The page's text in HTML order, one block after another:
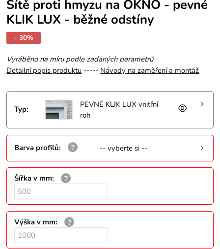
Sítě proti hmyzu na OKNO - pevné
KLIK LUX - běžné odstíny
- 30%
Vyráběno na míru podle zadaných parametrů
Detailní popis produktu ----- Návody na zaměření a montáž
Typ:
PEVNÉ KLIK LUX vnitřní
roh
Barva profilů: -- vyberte si --
Šířka v mm:
Výška v mm: